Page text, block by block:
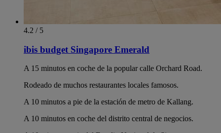
4.2 / 5
ibis budget Singapore Emerald
A 15 minutos en coche de la popular calle Orchard Road.
Rodeado de muchos restaurantes locales famosos.
A 10 minutos a pie de la estación de metro de Kallang.
A 10 minutos en coche del distrito central de negocios.